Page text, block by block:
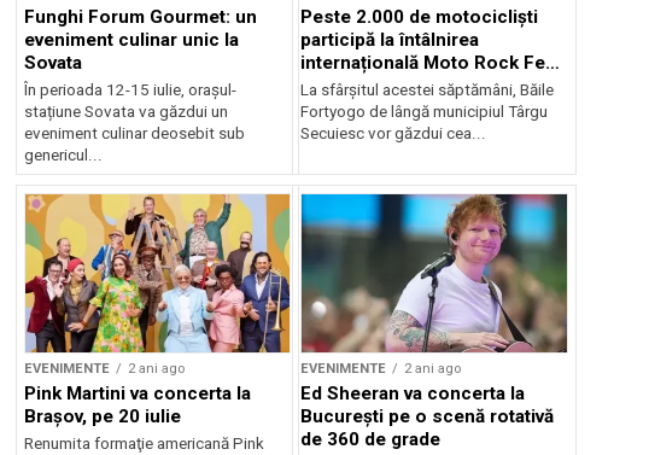
Funghi Forum Gourmet: un
eveniment culinar unic la
Sovata
În perioada 12-15 iulie, orașul-
stațiune Sovata va găzdui un
eveniment culinar deosebit sub
genericul...
Peste 2.000 de motocicliști
participă la întâlnirea
internațională Moto Rock Fest
la Băile Fortyogo
La sfârșitul acestei săptămâni, Băile
Fortyogo de lângă municipiul Târgu
Secuiesc vor găzdui cea...
EVENIMENTE 2 ani ago
Pink Martini va concerta la
Braşov, pe 20 iulie
Renumita formaţie americană Pink
EVENIMENTE 2 ani ago
Ed Sheeran va concerta la
București pe o scenă rotativă
de 360 de grade